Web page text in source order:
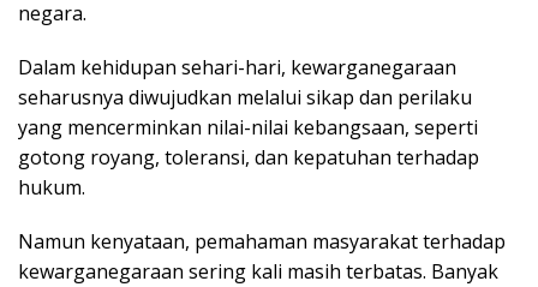
negara.
Dalam kehidupan sehari-hari, kewarganegaraan
seharusnya diwujudkan melalui sikap dan perilaku
yang mencerminkan nilai-nilai kebangsaan, seperti
gotong royang, toleransi, dan kepatuhan terhadap
hukum.
Namun kenyataan, pemahaman masyarakat terhadap
kewarganegaraan sering kali masih terbatas. Banyak